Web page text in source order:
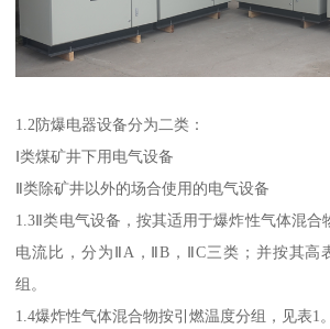
1.2防爆电器设备分为二类：
Ⅰ类煤矿井下用电气设备
Ⅱ类除矿井以外的场合使用的电气设备
1.3Ⅱ类电气设备，按其适用于爆炸性气体混合
电流比，分为ⅡA，ⅡB，ⅡC三类；并按其高
组。
1.4爆炸性气体混合物按引燃温度分组，见表1。